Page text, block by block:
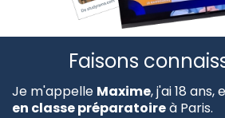
Faisons
Je m'appelle Maxime, j'ai 18 ans,
en classe préparatoireà Paris.